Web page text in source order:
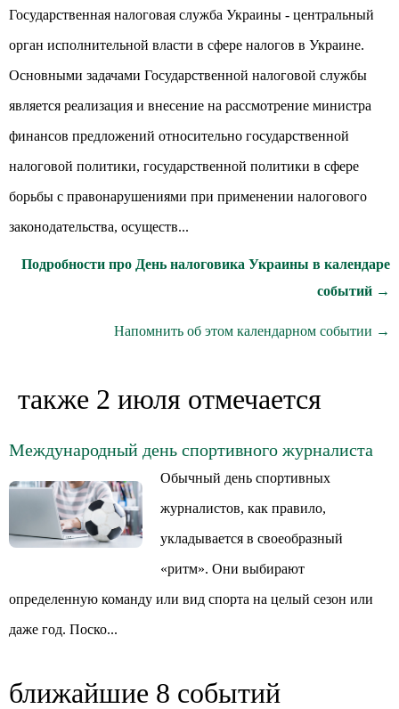
Государственная налоговая служба Украины - центральный
орган исполнительной власти в сфере налогов в Украине.
Основными задачами Государственной налоговой службы
является реализация и внесение на рассмотрение министра
финансов предложений относительно государственной
налоговой политики, государственной политики в сфере
борьбы с правонарушениями при применении налогового
законодательства, осуществ...
Подробности про День налоговика Украины в календаре
событий →
Напомнить об этом календарном событии →
также 2 июля отмечается
Международный день спортивного журналиста
Обычный день спортивных
журналистов, как правило,
укладывается в своеобразный
«ритм». Они выбирают
определенную команду или вид спорта на целый сезон или
даже год. Поско...
ближайшие 8 событий